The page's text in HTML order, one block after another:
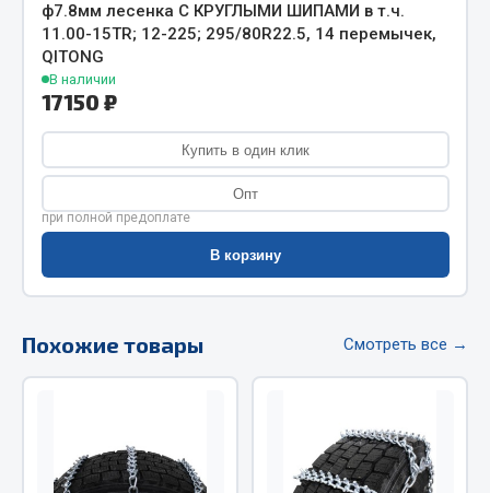
Весь раздел
Цепи подъёмные
РТИ
Кольца уплотнительные
Рукава высокого давления
ф7.8мм лесенка С КРУГЛЫМИ ШИПАМИ в т.ч.
11.00-15TR; 12-225; 295/80R22.5, 14 перемычек,
QITONG
В наличии
17150 ₽
Купить в один клик
Опт
при полной предоплате
В корзину
Похожие товары Смотреть все →